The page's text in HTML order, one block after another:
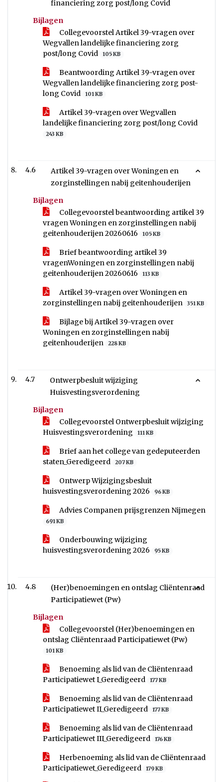
financiering zorg post/long Covid
Bijlagen
Collegevoorstel Artikel 39-vragen over
Wegvallen landelijke financiering zorg
post/long Covid
105 KB
Beantwoording Artikel 39-vragen over
Wegvallen landelijke financiering zorg post-
long Covid
101 KB
Artikel 39-vragen over Wegvallen
landelijke financiering zorg post/long Covid
243 KB
4.6
Artikel 39-vragen over Woningen en
zorginstellingen nabij geitenhouderijen
Bijlagen
Collegevoorstel beantwoording artikel 39
vragen Woningen en zorginstellingen nabij
geitenhouderijen 20260616
105 KB
Brief beantwoording artikel 39
vragenWoningen en zorginstellingen nabij
geitenhouderijen 20260616
113 KB
Artikel 39-vragen over Woningen en
zorginstellingen nabij geitenhouderijen
351 KB
Bijlage bij Artikel 39-vragen over
Woningen en zorginstellingen nabij
geitenhouderijen
228 KB
4.7
Ontwerpbesluit wijziging
Huisvestingsverordening
Bijlagen
Collegevoorstel Ontwerpbesluit wijziging
Huisvestingsverordening
111 KB
Brief aan het college van gedeputeerden
staten_Geredigeerd
207 KB
Ontwerp Wijzigingsbesluit
huisvestingsverordening 2026
96 KB
Advies Companen prijsgrenzen Nijmegen
691 KB
Onderbouwing wijziging
huisvestingsverordening 2026
95 KB
4.8
(Her)benoemingen en ontslag Cliëntenraad
Participatiewet (Pw)
Bijlagen
Collegevoorstel (Her)benoemingen en
ontslag Cliëntenraad Participatiewet (Pw)
101 KB
Benoeming als lid van de Cliëntenraad
Participatiewet I_Geredigeerd
177 KB
Benoeming als lid van de Cliëntenraad
Participatiewet II_Geredigeerd
177 KB
Benoeming als lid van de Cliëntenraad
Participatiewet III_Geredigeerd
176 KB
Herbenoeming als lid van de Cliëntenraad
Participatiewet_Geredigeerd
179 KB